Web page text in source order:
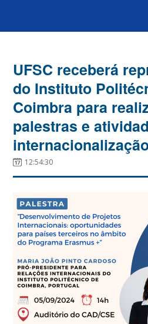
UFSC receberá
do Instituto
Coimbra para
palestras e
12:54:30